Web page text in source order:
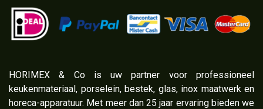
​HORIMEX & Co is uw partner voor professioneel
keukenmateriaal, porselein, bestek, glas, inox maatwerk en
horeca-apparatuur. Met meer dan 25 jaar ervaring bieden we